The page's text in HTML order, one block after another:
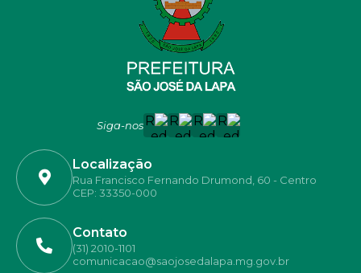
Siga-nos
Localização
Rua Francisco Fernando Drumond, 60 - Centro
CEP: 33350-000
Contato
(31) 2010-1101
comunicacao@saojosedalapa.mg.gov.br